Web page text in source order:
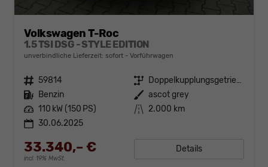
Volkswagen T-Roc
1.5 TSI DSG - STYLE EDITION
unverbindliche Lieferzeit: sofort Vorführwagen
Fahrzeugnr. 59814 Getriebe
Doppelkupplungsgetriebe (DSG)
Kraftstoff Benzin Außenfarbe ascot grey
Leistung 110 kW (150 PS) Kilometerstand 2.000 km
30.06.2025
33.340,– €
incl. 19% MwSt.
Details